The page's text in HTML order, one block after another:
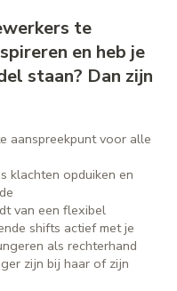
te
en heb je
staan? Dan zijn
aanspreekpunt voor alle
klachten opduiken en
van een flexibel
shifts actief met je
als rechterhand
zijn bij haar of zijn